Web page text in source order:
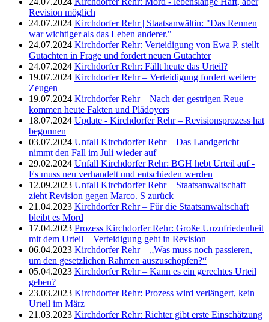
Revision möglich
24.07.2024 Kirchdorfer Rehr | Staatsanwältin: "Das Rennen
war wichtiger als das Leben anderer."
24.07.2024 Kirchdorfer Rehr: Verteidigung von Ewa P. stellt
Gutachten in Frage und fordert neuen Gutachter
24.07.2024 Kirchdorfer Rehr: Fällt heute das Urteil?
19.07.2024 Kirchdorfer Rehr – Verteidigung fordert weitere
Zeugen
19.07.2024 Kirchdorfer Rehr – Nach der gestrigen Reue
kommen heute Fakten und Plädoyers
18.07.2024 Update - Kirchdorfer Rehr – Revisionsprozess hat
begonnen
03.07.2024 Unfall Kirchdorfer Rehr – Das Landgericht
nimmt den Fall im Juli wieder auf
29.02.2024 Unfall Kirchdorfer Rehr: BGH hebt Urteil auf -
Es muss neu verhandelt und entschieden werden
12.09.2023 Unfall Kirchdorfer Rehr – Staatsanwaltschaft
zieht Revision gegen Marco. S zurück
21.04.2023 Kirchdorfer Rehr – Für die Staatsanwaltschaft
bleibt es Mord
17.04.2023 Prozess Kirchdorfer Rehr: Große Unzufriedenheit
mit dem Urteil – Verteidigung geht in Revision
06.04.2023 Kirchdorfer Rehr – „Was muss noch passieren,
um den gesetzlichen Rahmen auszuschöpfen?“
05.04.2023 Kirchdorfer Rehr – Kann es ein gerechtes Urteil
geben?
23.03.2023 Kirchdorfer Rehr: Prozess wird verlängert, kein
Urteil im März
21.03.2023 Kirchdorfer Rehr: Richter gibt erste Einschätzung